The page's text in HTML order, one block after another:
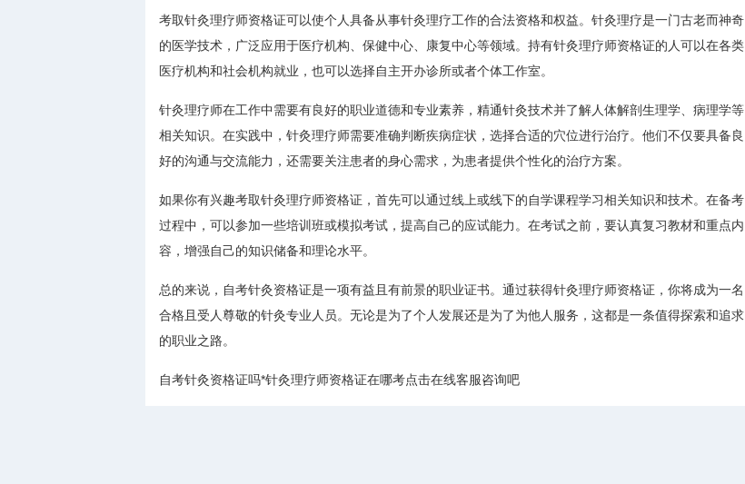
考取针灸理疗师资格证可以使个人具备从事针灸理疗工作的合法资格和权益。针灸理疗是一门古老而神奇
的医学技术，广泛应用于医疗机构、保健中心、康复中心等领域。持有针灸理疗师资格证的人可以在各类
医疗机构和社会机构就业，也可以选择自主开办诊所或者个体工作室。
针灸理疗师在工作中需要有良好的职业道德和专业素养，精通针灸技术并了解人体解剖生理学、病理学等
相关知识。在实践中，针灸理疗师需要准确判断疾病症状，选择合适的穴位进行治疗。他们不仅要具备良
好的沟通与交流能力，还需要关注患者的身心需求，为患者提供个性化的治疗方案。
如果你有兴趣考取针灸理疗师资格证，首先可以通过线上或线下的自学课程学习相关知识和技术。在备考
过程中，可以参加一些培训班或模拟考试，提高自己的应试能力。在考试之前，要认真复习教材和重点内
容，增强自己的知识储备和理论水平。
总的来说，自考针灸资格证是一项有益且有前景的职业证书。通过获得针灸理疗师资格证，你将成为一名
合格且受人尊敬的针灸专业人员。无论是为了个人发展还是为了为他人服务，这都是一条值得探索和追求
的职业之路。
自考针灸资格证吗*针灸理疗师资格证在哪考点击在线客服咨询吧